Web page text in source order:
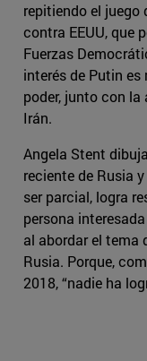
repitiendo el juego
contra EEUU, que
Fuerzas
interés de Putin es
poder, junto con
Irán.
Angela Stent
reciente de Rusia
ser parcial, logra
persona
al abordar el tema
Rusia. Porque,
2018, “nadie ha